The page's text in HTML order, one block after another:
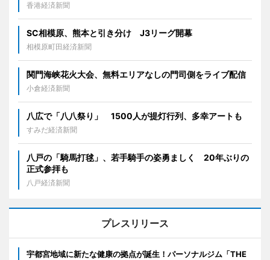
香港経済新聞
SC相模原、熊本と引き分け J3リーグ開幕
相模原町田経済新聞
関門海峡花火大会、無料エリアなしの門司側をライブ配信
小倉経済新聞
八広で「八八祭り」 1500人が提灯行列、多幸アートも
すみだ経済新聞
八戸の「騎馬打毬」、若手騎手の姿勇ましく 20年ぶりの
正式参拝も
八戸経済新聞
プレスリリース
宇都宮地域に新たな健康の拠点が誕生！パーソナルジム「THE